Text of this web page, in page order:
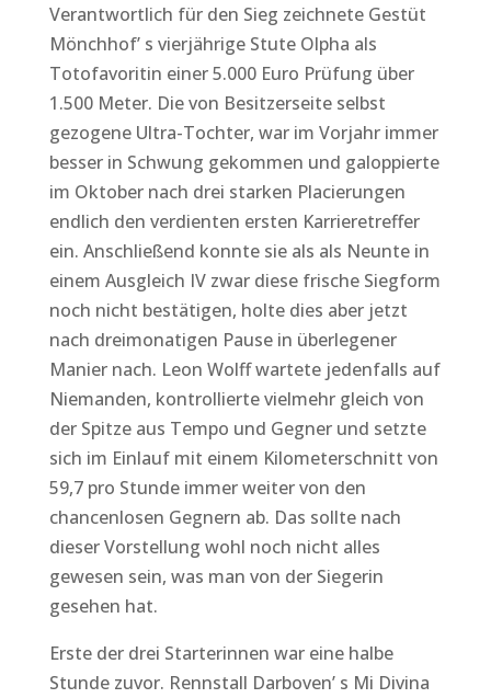
Verantwortlich für den Sieg zeichnete Gestüt
Mönchhof’ s vierjährige Stute Olpha als
Totofavoritin einer 5.000 Euro Prüfung über
1.500 Meter. Die von Besitzerseite selbst
gezogene Ultra-Tochter, war im Vorjahr immer
besser in Schwung gekommen und galoppierte
im Oktober nach drei starken Placierungen
endlich den verdienten ersten Karrieretreffer
ein. Anschließend konnte sie als als Neunte in
einem Ausgleich IV zwar diese frische Siegform
noch nicht bestätigen, holte dies aber jetzt
nach dreimonatigen Pause in überlegener
Manier nach. Leon Wolff wartete jedenfalls auf
Niemanden, kontrollierte vielmehr gleich von
der Spitze aus Tempo und Gegner und setzte
sich im Einlauf mit einem Kilometerschnitt von
59,7 pro Stunde immer weiter von den
chancenlosen Gegnern ab. Das sollte nach
dieser Vorstellung wohl noch nicht alles
gewesen sein, was man von der Siegerin
gesehen hat.
Erste der drei Starterinnen war eine halbe
Stunde zuvor. Rennstall Darboven’ s Mi Divina